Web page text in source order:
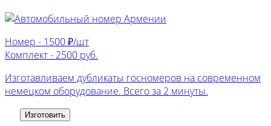
Номер - 1500 ₽/шт
Комплект - 2500 руб.
Изготавливаем дубликаты госномеров на современном
немецком оборудование. Всего за 2 минуты.
Изготовить